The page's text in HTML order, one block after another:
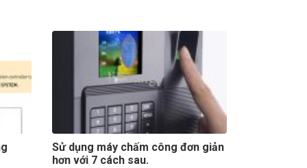
Sử dụng máy chấm công đơn giản
hơn với 7 cách sau.